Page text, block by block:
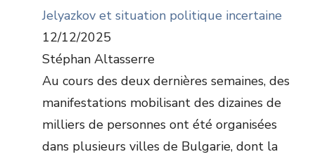
Jelyazkov et situation politique incertaine
12/12/2025
Stéphan Altasserre
Au cours des deux dernières semaines, des
manifestations mobilisant des dizaines de
milliers de personnes ont été organisées
dans plusieurs villes de Bulgarie, dont la